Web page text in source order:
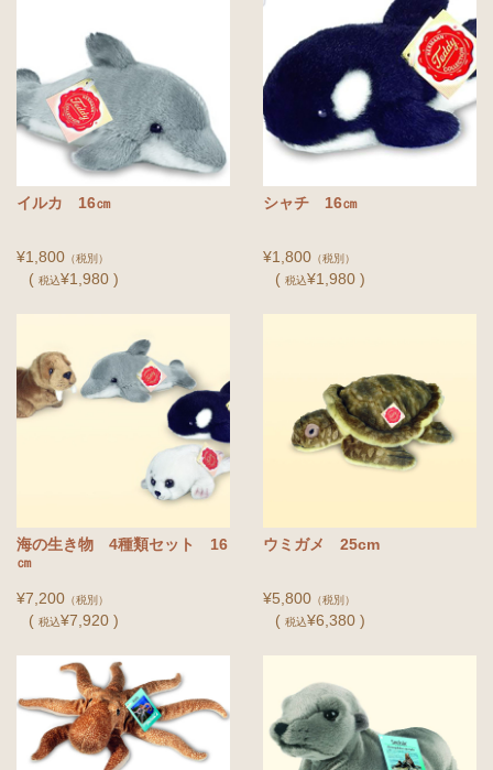
イルカ 16㎝
¥1,800 （税別）
(税込¥1,980 )
シャチ 16㎝
¥1,800 （税別）
(税込¥1,980 )
海の生き物 4種類セット 16
㎝
¥7,200 （税別）
(税込¥7,920 )
ウミガメ 25cm
¥5,800 （税別）
(税込¥6,380 )